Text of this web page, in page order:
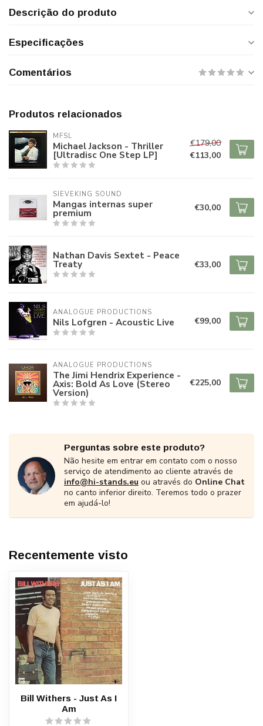
Descrição do produto
Especificações
Comentários
Produtos relacionados
MFSL
Michael Jackson - Thriller
[Ultradisc One Step LP]
€179,00
€113,00
SIEVEKING SOUND
Mangas internas super
premium €30,00
Nathan Davis Sextet - Peace
Treaty €33,00
ANALOGUE PRODUCTIONS
Nils Lofgren - Acoustic Live €99,00
ANALOGUE PRODUCTIONS
The Jimi Hendrix Experience -
Axis: Bold As Love (Stereo
Version)
€225,00
Perguntas sobre este produto?
Não hesite em entrar em contato com o nosso
serviço de atendimento ao cliente através de
info@hi-stands.eu ou através do Online Chat
no canto inferior direito. Teremos todo o prazer
em ajudá-lo!
Recentemente visto
Bill Withers - Just As I
Am